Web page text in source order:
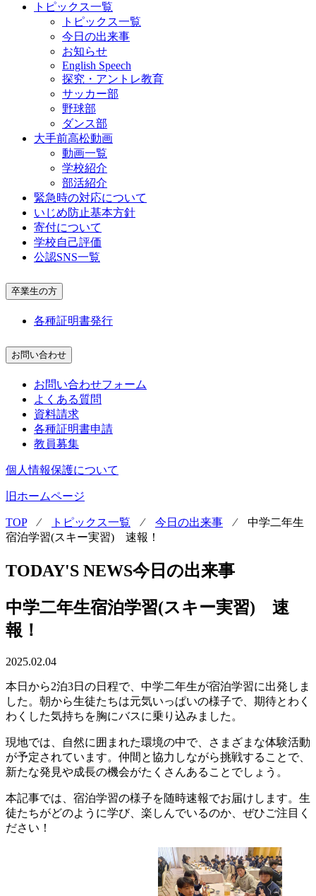
トピックス一覧
トピックス一覧
今日の出来事
お知らせ
English Speech
探究・アントレ教育
サッカー部
野球部
ダンス部
大手前高松動画
動画一覧
学校紹介
部活紹介
緊急時の対応について
いじめ防止基本方針
寄付について
学校自己評価
公認SNS一覧
卒業生の方
各種証明書発行
お問い合わせ
お問い合わせフォーム
よくある質問
資料請求
各種証明書申請
教員募集
個人情報保護について
旧ホームページ
TOP⁄ トピックス一覧 ⁄ 今日の出来事 ⁄ 中学二年生
宿泊学習(スキー実習) 速報！
TODAY'S NEWS今日の出来事
中学二年生宿泊学習(スキー実習) 速
報！
2025.02.04
本日から2泊3日の日程で、中学二年生が宿泊学習に出発しま
した。朝から生徒たちは元気いっぱいの様子で、期待とわく
わくした気持ちを胸にバスに乗り込みました。
現地では、自然に囲まれた環境の中で、さまざまな体験活動
が予定されています。仲間と協力しながら挑戦することで、
新たな発見や成長の機会がたくさんあることでしょう。
本記事では、宿泊学習の様子を随時速報でお届けします。生
徒たちがどのように学び、楽しんでいるのか、ぜひご注目く
ださい！